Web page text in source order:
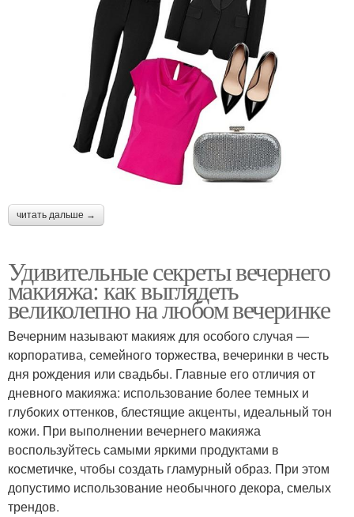
читать дальше →
Удивительные секреты вечернего
макияжа: как выглядеть
великолепно на любом вечеринке
Вечерним называют макияж для особого случая —
корпоратива, семейного торжества, вечеринки в честь
дня рождения или свадьбы. Главные его отличия от
дневного макияжа: использование более темных и
глубоких оттенков, блестящие акценты, идеальный тон
кожи. При выполнении вечернего макияжа
воспользуйтесь самыми яркими продуктами в
косметичке, чтобы создать гламурный образ. При этом
допустимо использование необычного декора, смелых
трендов.